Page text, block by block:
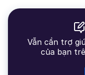
Vẫn cần trợ
của bạn